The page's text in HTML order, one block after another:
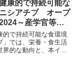
康的で持続可能な
シアチブ オープ
～産学官等連
本発の食環境づく
知らせ
的で持続可能な食環境
」では、栄養・食生活
界的な動向と、本イニ